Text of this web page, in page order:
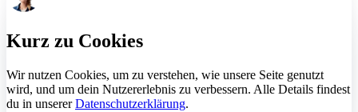
Kurz zu Cookies
Wir nutzen Cookies, um zu verstehen, wie unsere Seite genutzt
wird, und um dein Nutzererlebnis zu verbessern. Alle Details findest
du in unsererDatenschutzerklärung.